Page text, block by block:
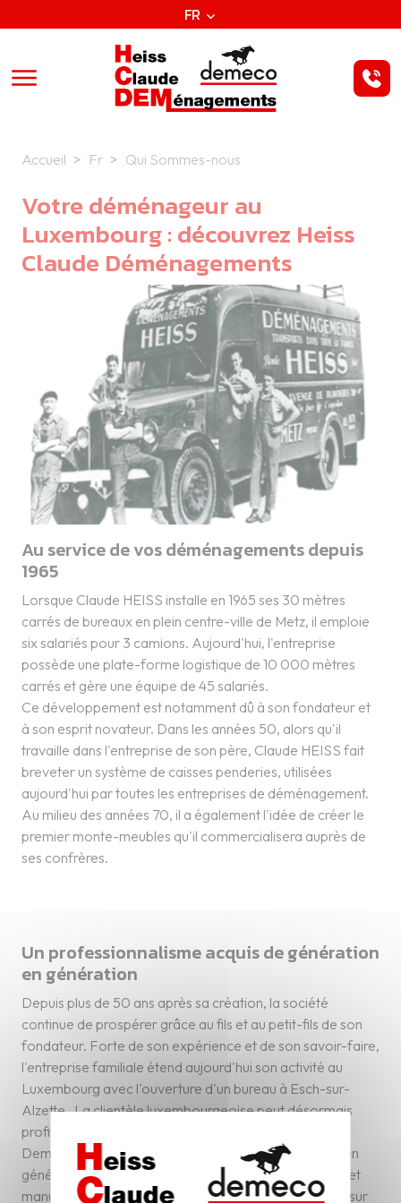
FR
Accueil Fr Qui Sommes-nous
Votre déménageur au
Luxembourg : découvrez Heiss
Claude Déménagements
Au service de vos déménagements depuis
1965
Lorsque Claude HEISS installe en 1965 ses 30 mètres
carrés de bureaux en plein centre-ville de Metz, il emploie
six salariés pour 3 camions. Aujourd'hui, l'entreprise
possède une plate-forme logistique de 10 000 mètres
carrés et gère une équipe de 45 salariés.
Ce développement est notamment dû à son fondateur et
à son esprit novateur. Dans les années 50, alors qu'il
travaille dans l'entreprise de son père, Claude HEISS fait
breveter un système de caisses penderies, utilisées
aujourd'hui par toutes les entreprises de déménagement.
Au milieu des années 70, il a également l'idée de créer le
premier monte-meubles qu'il commercialisera auprès de
ses confrères.
Un professionnalisme acquis de génération
en génération
Depuis plus de 50 ans après sa création, la société
continue de prospérer grâce au fils et au petit-fils de son
fondateur. Forte de son expérience et de son savoir-faire,
l'entreprise familiale étend aujourd'hui son activité au
Luxembourg avec l'ouverture d'un bureau à Esch-sur-
Alzette. La clientèle luxembourgeoise peut désormais
profiter du professionnalisme de Heiss Claude
Deménagements Luxembourg acquis de génération en
génération : déménagement de particuliers, transfert et
manutention de bureaux ou sites industriels, stockage sur
Panneau de gestion des cookies